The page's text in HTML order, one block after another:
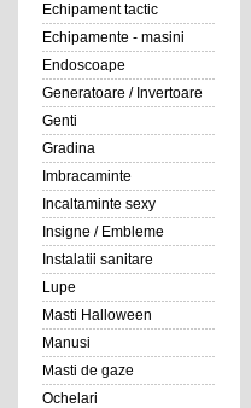
Echipament tactic
Echipamente - masini
Endoscoape
Generatoare / Invertoare
Genti
Gradina
Imbracaminte
Incaltaminte sexy
Insigne / Embleme
Instalatii sanitare
Lupe
Masti Halloween
Manusi
Masti de gaze
Ochelari